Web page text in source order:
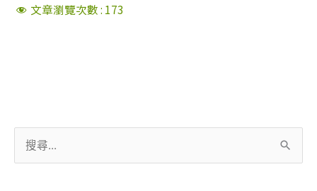
文章瀏覽次數 : 173
尋